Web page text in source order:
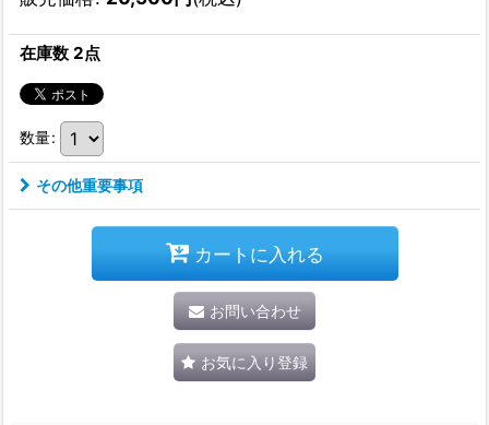
在庫数 2点
数量:
その他重要事項
カートに入れる
お問い合わせ
お気に入り登録